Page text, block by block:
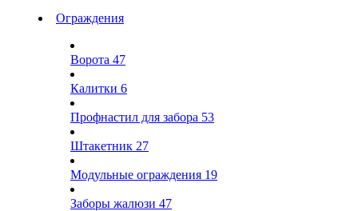
Ограждения
Ворота 47
Калитки 6
Профнастил для забора 53
Штакетник 27
Модульные ограждения 19
Заборы жалюзи 47